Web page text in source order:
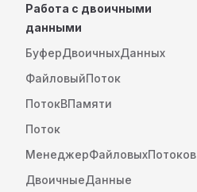
Работа с двоичными
данными
БуферДвоичныхДанных
ФайловыйПоток
ПотокВПамяти
Поток
МенеджерФайловыхПотоков
ДвоичныеДанные